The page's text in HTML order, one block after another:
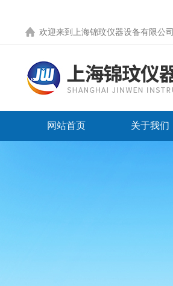
欢迎来到 上海锦玟仪器设备有限公
网站首页 关于我们